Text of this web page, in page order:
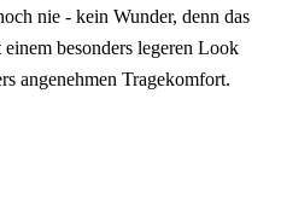
nie - kein Wunder, denn das
besonders legeren Look
angenehmen Tragekomfort.